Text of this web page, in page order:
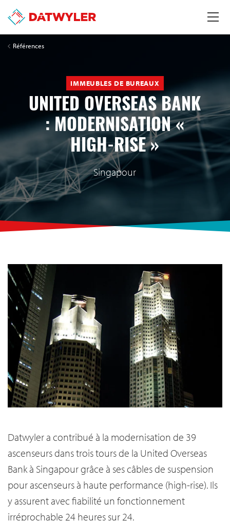
Références
IMMEUBLES DE BUREAUX
UNITED OVERSEAS BANK
: MODERNISATION «
HIGH-RISE »
Singapour
Datwyler a contribué à la modernisation de 39
ascenseurs dans trois tours de la United Overseas
Bank à Singapour grâce à ses câbles de suspension
pour ascenseurs à haute performance (high-rise). Ils
y assurent avec fiabilité un fonctionnement
irréprochable 24 heures sur 24.